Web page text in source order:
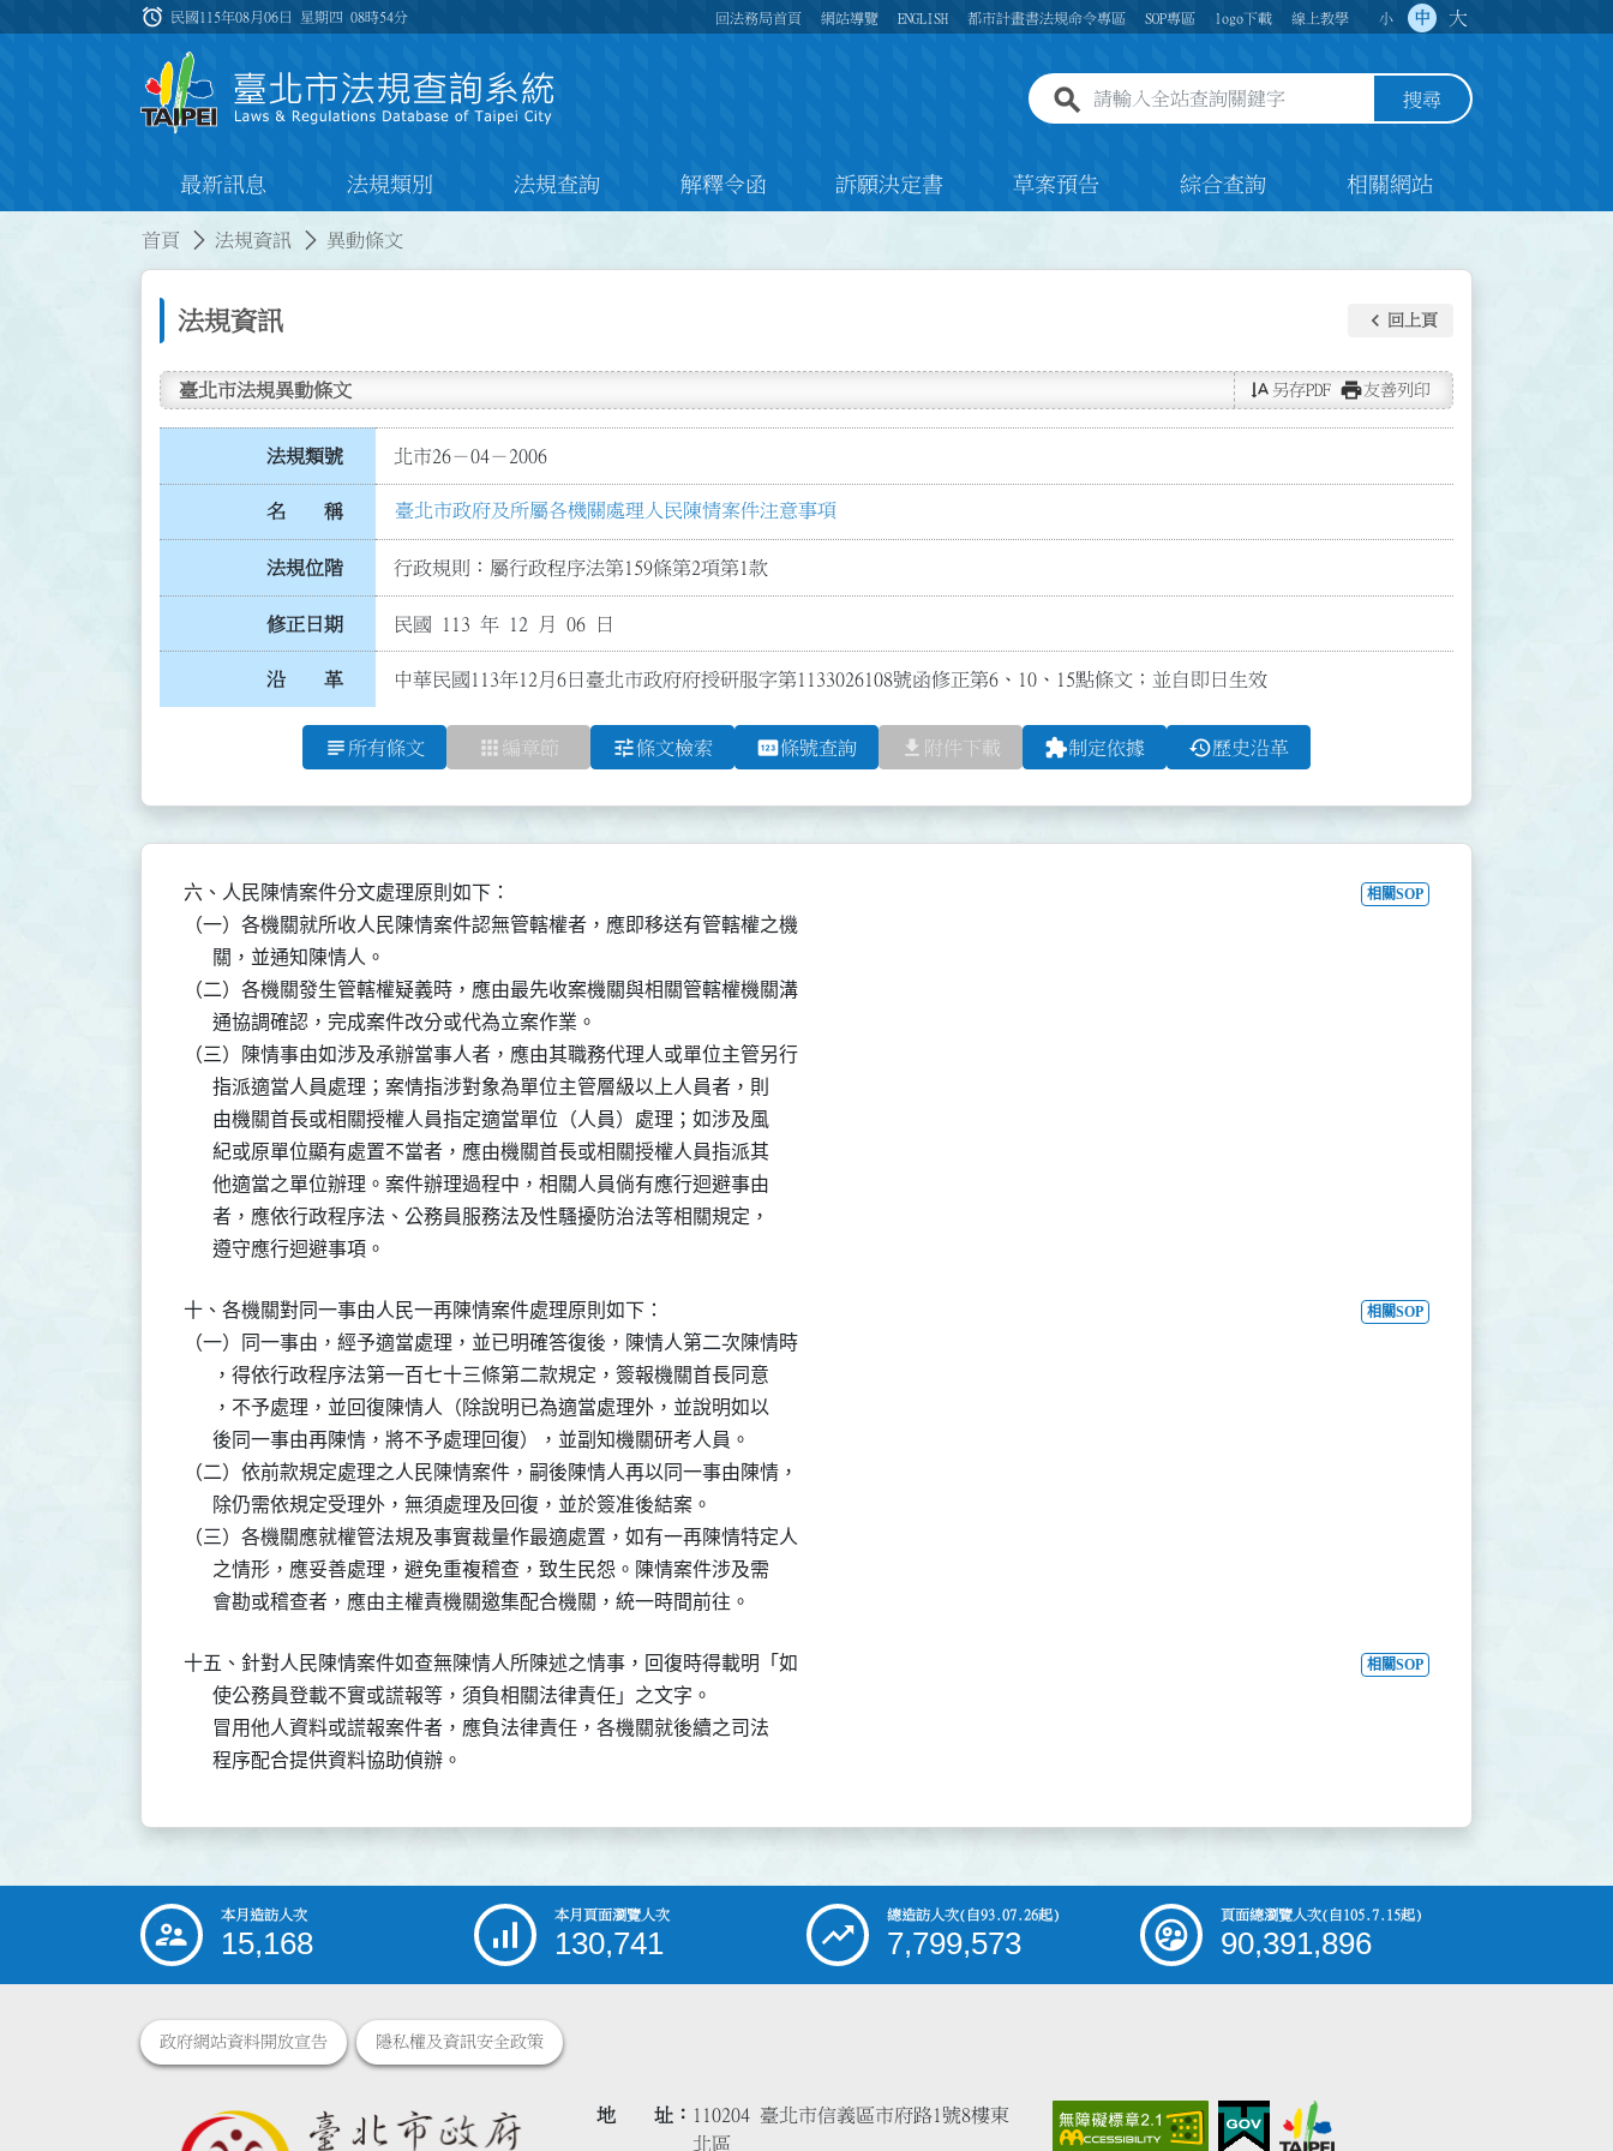
:::
alarm 民國115年08月06日 星期四08時54分 回法務局首頁 網站導覽 ENGLISH 都市計畫書法規命令專區 SOP專區 logo下載 線上教學 小 中 大
全站查詢關鍵字欄位 搜尋
最新訊息 法規類別 法規查詢 解釋令函 訴願決定書 草案預告 綜合查詢 相關網站
首頁 法規資訊 異動條文
法規資訊 keyboard_arrow_left 回上頁
臺北市法規異動條文 text_rotate_vertical 另存PDF print友善列印
法規類號 北市26－04－2006
名 稱 臺北市政府及所屬各機關處理人民陳情案件注意事項
法規位階 行政規則：屬行政程序法第159條第2項第1款
修正日期 民國 113 年 12 月 06 日
沿 革 中華民國113年12月6日臺北市政府府授研服字第1133026108號函修正第6、10、15點條文；並自即日生效
subject 所有條文 apps 編章節 tune條文檢索 pin條號查詢 file_download 附件下載 extension制定依據 history歷史沿革
六、人民陳情案件分文處理原則如下：
（一）各機關就所收人民陳情案件認無管轄權者，應即移送有管轄權之機
      關，並通知陳情人。
（二）各機關發生管轄權疑義時，應由最先收案機關與相關管轄權機關溝
      通協調確認，完成案件改分或代為立案作業。
（三）陳情事由如涉及承辦當事人者，應由其職務代理人或單位主管另行
      指派適當人員處理；案情指涉對象為單位主管層級以上人員者，則
      由機關首長或相關授權人員指定適當單位（人員）處理；如涉及風
      紀或原單位顯有處置不當者，應由機關首長或相關授權人員指派其
      他適當之單位辦理。案件辦理過程中，相關人員倘有應行迴避事由
      者，應依行政程序法、公務員服務法及性騷擾防治法等相關規定，
      遵守應行迴避事項。
相關SOP
十、各機關對同一事由人民一再陳情案件處理原則如下：
（一）同一事由，經予適當處理，並已明確答復後，陳情人第二次陳情時
      ，得依行政程序法第一百七十三條第二款規定，簽報機關首長同意
      ，不予處理，並回復陳情人（除說明已為適當處理外，並說明如以
      後同一事由再陳情，將不予處理回復），並副知機關研考人員。
（二）依前款規定處理之人民陳情案件，嗣後陳情人再以同一事由陳情，
      除仍需依規定受理外，無須處理及回復，並於簽准後結案。
（三）各機關應就權管法規及事實裁量作最適處置，如有一再陳情特定人
      之情形，應妥善處理，避免重複稽查，致生民怨。陳情案件涉及需
      會勘或稽查者，應由主權責機關邀集配合機關，統一時間前往。
相關SOP
十五、針對人民陳情案件如查無陳情人所陳述之情事，回復時得載明「如
      使公務員登載不實或謊報等，須負相關法律責任」之文字。
      冒用他人資料或謊報案件者，應負法律責任，各機關就後續之司法
      程序配合提供資料協助偵辦。
相關SOP
::: 本月造訪人次
15,168
本月頁面瀏覽人次
130,741
總造訪人次(自93.07.26起)
7,799,573
頁面總瀏覽人次(自105.7.15起)
90,391,896
政府網站資料開放宣告 隱私權及資訊安全政策
地 址
110204 臺北市信義區市府路1號8樓東
北區